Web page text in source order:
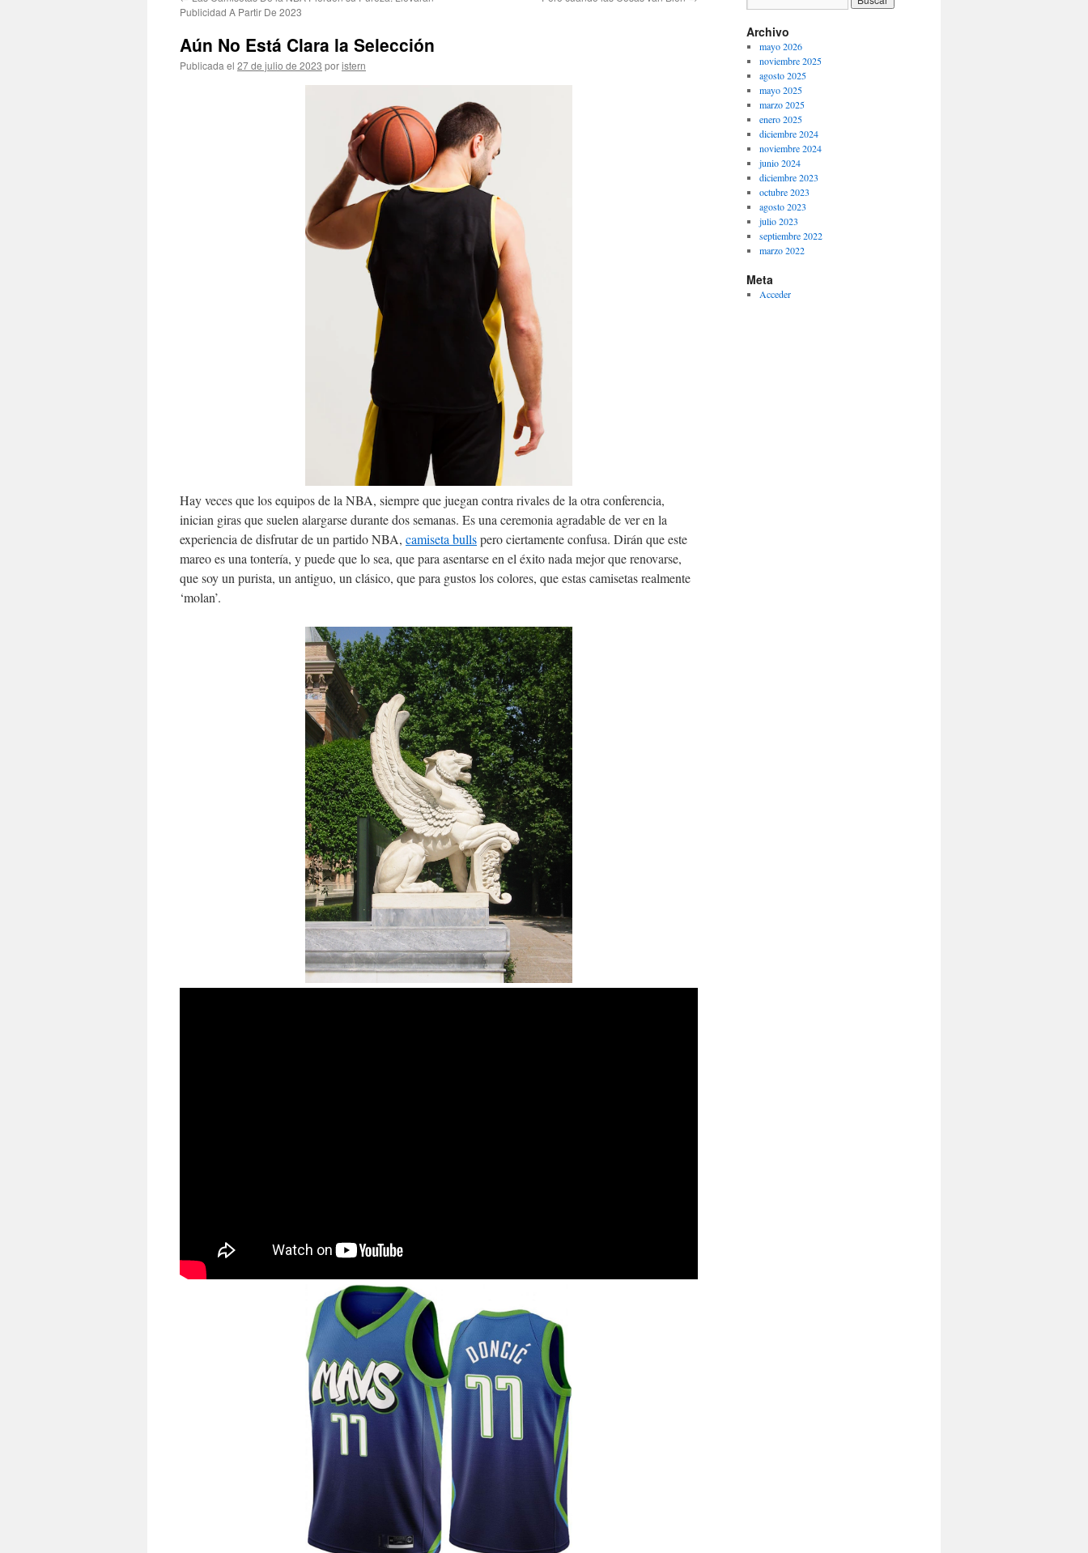
contenido
Publicidad A Partir De 2023
Aún No Está Clara la Selección
Publicada el 27 de julio de 2023 poristern
Hay veces que los equipos de la NBA, siempre que juegan contra rivales de la otra conferencia,
inician giras que suelen alargarse durante dos semanas. Es una ceremonia agradable de ver en la
experiencia de disfrutar de un partido NBA, camiseta bullspero ciertamente confusa. Dirán que este
mareo es una tontería, y puede que lo sea, que para asentarse en el éxito nada mejor que renovarse,
que soy un purista, un antiguo, un clásico, que para gustos los colores, que estas camisetas realmente
‘molan’.
Archivo
mayo 2026
noviembre 2025
agosto 2025
mayo 2025
marzo 2025
enero 2025
diciembre 2024
noviembre 2024
junio 2024
diciembre 2023
octubre 2023
agosto 2023
julio 2023
septiembre 2022
marzo 2022
Meta
Acceder